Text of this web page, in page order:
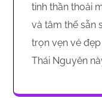
tinh thần thoải
và tâm thế sẵn
trọn vẹn vẻ đẹp
Thái Nguyên